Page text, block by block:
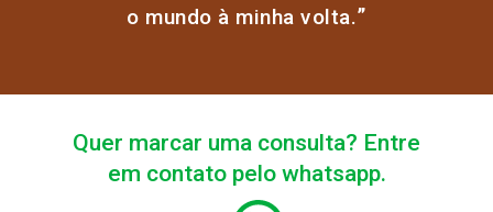
o mundo à minha volta.”
Quer marcar uma consulta? Entre
em contato pelo whatsapp.